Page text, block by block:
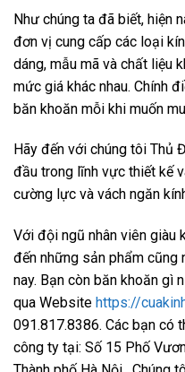
Như chúng ta đã biết, hiện
đơn vị cung cấp các loại
dáng, mẫu mã và chất liệu
mức giá khác nhau. Chính
băn khoăn mỗi khi muốn
Hãy đến với chúng tôi Thủ
đầu trong lĩnh vực thiết kế
cường lực và vách ngăn
Với đội ngũ nhân viên giàu
đến những sản phẩm cũng
nay. Bạn còn băn khoăn gì
qua Website https://
091.817.8386. Các bạn có
công ty tại: Số 15 Phố